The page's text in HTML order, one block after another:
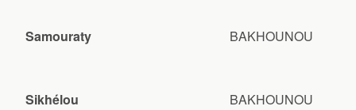
Samouraty BAKHOUNOU
Sikhélou BAKHOUNOU